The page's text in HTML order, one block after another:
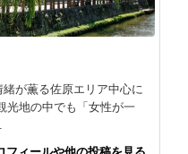
が薫る佐原エリア中心に
光地の中でも「女性が一